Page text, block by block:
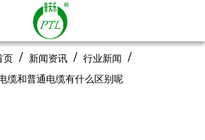
页 / 新闻资讯 / 行业新闻 /
缆和普通电缆有什么区别呢